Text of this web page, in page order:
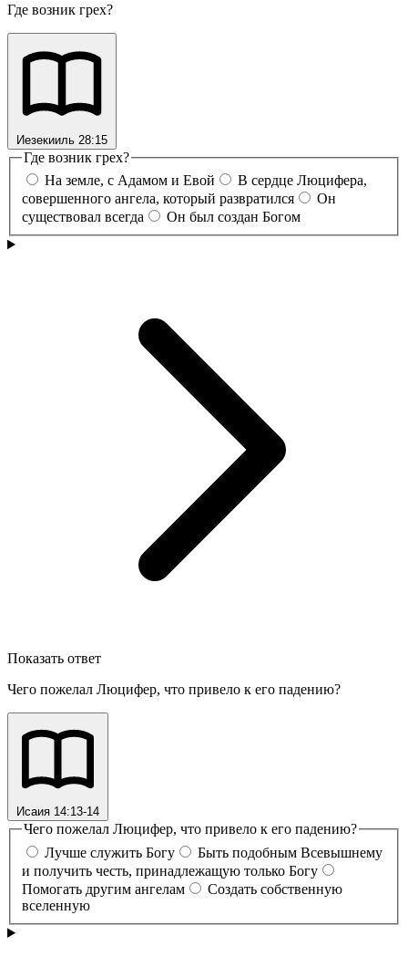
Где возник грех?
Иезекииль 28:15
Где возник грех?
На земле, с Адамом и Евой
В сердце Люцифера,
совершенного ангела, который развратился
Он
существовал всегда
Он был создан Богом
Показать ответ
Чего пожелал Люцифер, что привело к его падению?
Исаия 14:13-14
Чего пожелал Люцифер, что привело к его падению?
Лучше служить Богу
Быть подобным Всевышнему
и получить честь, принадлежащую только Богу
Помогать другим ангелам
Создать собственную
вселенную